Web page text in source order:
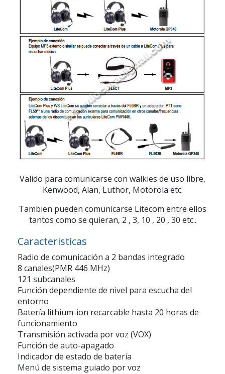
Valido para comunicarse con walkies de uso libre,
Kenwood, Alan, Luthor, Motorola etc.
Tambien pueden comunicarse Litecom entre ellos
tantos como se quieran, 2 , 3, 10 , 20 , 30 etc..
Caracteristicas
Radio de comunicación a 2 bandas integrado
8 canales(PMR 446 MHz)
121 subcanales
Función dependiente de nivel para escucha del
entorno
Batería lithium-ion recarcable hasta 20 horas de
funcionamiento
Transmisión activada por voz (VOX)
Función de auto-apagado
Indicador de estado de batería
Menú de sistema guiado por voz